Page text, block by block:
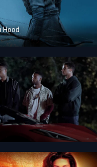
Hood